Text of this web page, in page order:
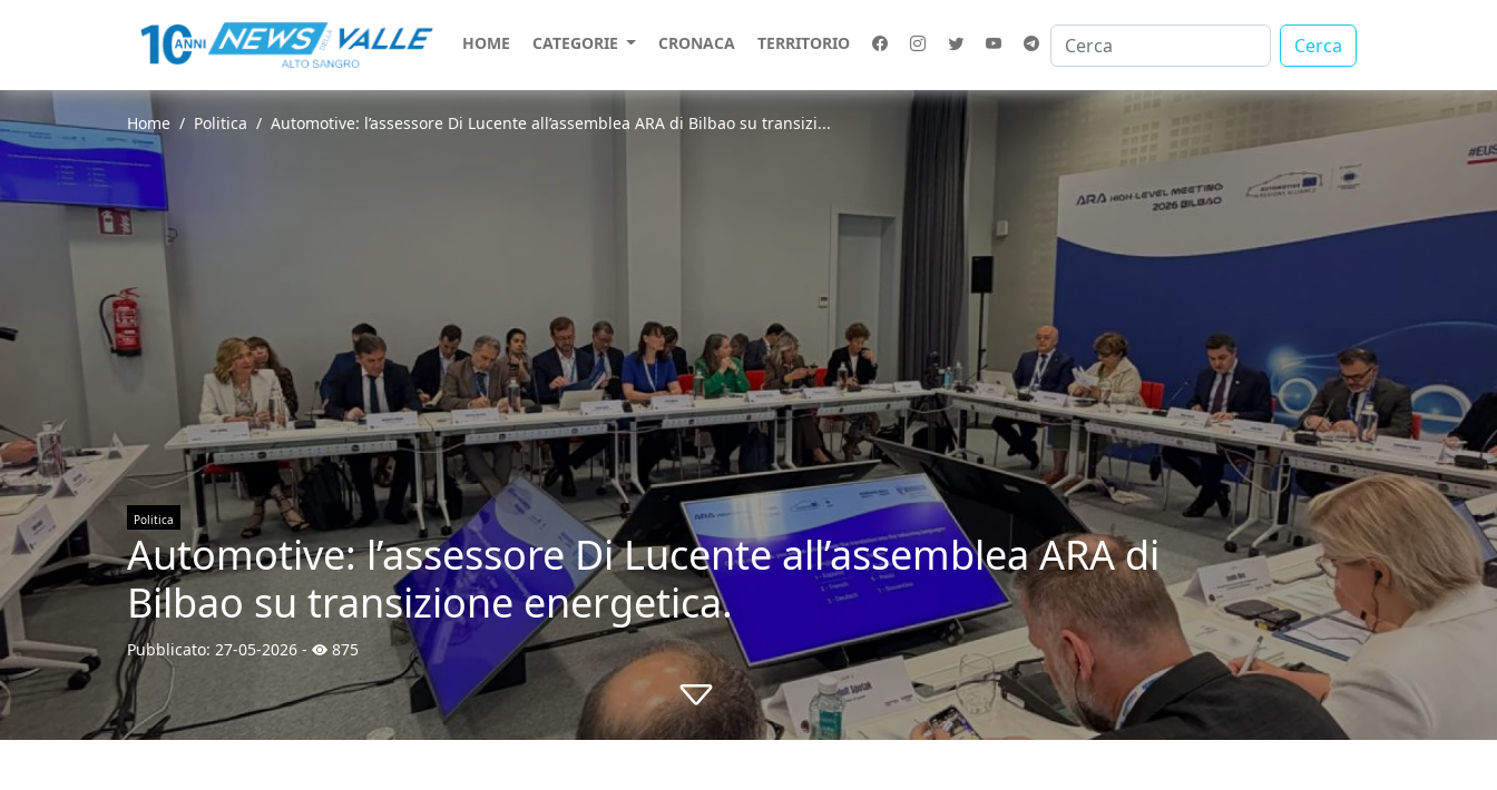
HOME CATEGORIE CRONACA TERRITORIO Cerca
Home Politica Automotive: l’assessore Di Lucente all’assemblea ARA di Bilbao su transizi...
Politica
Automotive: l’assessore Di Lucente all’assemblea ARA di
Bilbao su transizione energetica.
Pubblicato: 27-05-2026 - 875